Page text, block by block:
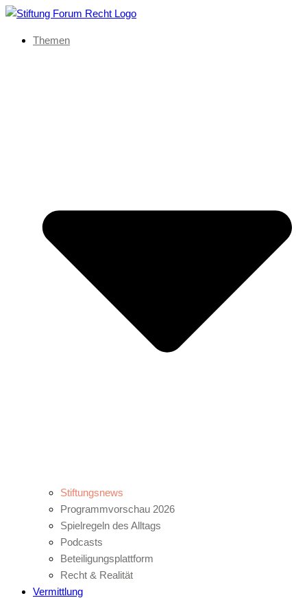
Themen
Stiftungsnews
Programmvorschau 2026
Spielregeln des Alltags
Podcasts
Beteiligungsplattform
Recht & Realität
Vermittlung